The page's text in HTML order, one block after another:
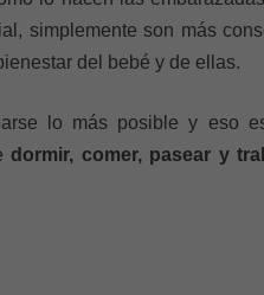
simplemente son más
del bebé y de ellas.
lo más posible y eso
dormir, comer, pasear y